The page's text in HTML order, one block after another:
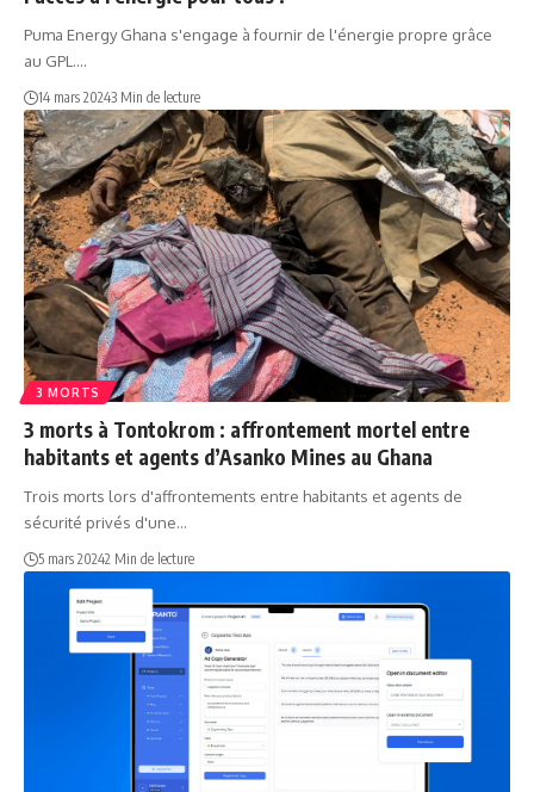
Puma Energy Ghana s'engage à fournir de l'énergie propre grâce
au GPL.…
14 mars 20243 Min de lecture
3 MORTS
3 morts à Tontokrom : affrontement mortel entre
habitants et agents d’Asanko Mines au Ghana
Trois morts lors d'affrontements entre habitants et agents de
sécurité privés d'une…
5 mars 20242 Min de lecture